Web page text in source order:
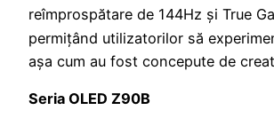
reîmprospătare de 144Hz și True
permițând utilizatorilor să
așa cum au fost concepute de
Seria OLED Z90B